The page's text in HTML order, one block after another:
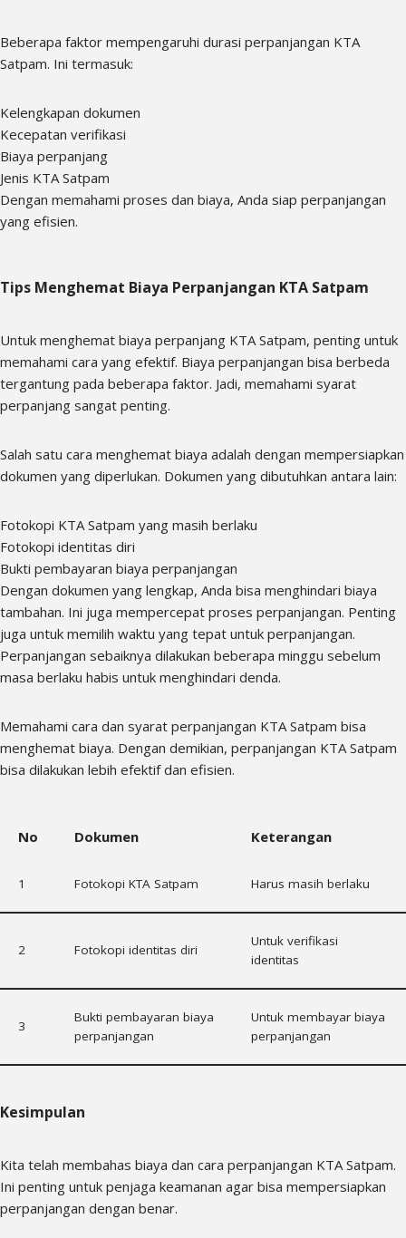
Beberapa faktor mempengaruhi durasi perpanjangan KTA
Satpam. Ini termasuk:
Kelengkapan dokumen
Kecepatan verifikasi
Biaya perpanjang
Jenis KTA Satpam
Dengan memahami proses dan biaya, Anda siap perpanjangan
yang efisien.
Tips Menghemat Biaya Perpanjangan KTA Satpam
Untuk menghemat biaya perpanjang KTA Satpam, penting untuk
memahami cara yang efektif. Biaya perpanjangan bisa berbeda
tergantung pada beberapa faktor. Jadi, memahami syarat
perpanjang sangat penting.
Salah satu cara menghemat biaya adalah dengan mempersiapkan
dokumen yang diperlukan. Dokumen yang dibutuhkan antara lain:
Fotokopi KTA Satpam yang masih berlaku
Fotokopi identitas diri
Bukti pembayaran biaya perpanjangan
Dengan dokumen yang lengkap, Anda bisa menghindari biaya
tambahan. Ini juga mempercepat proses perpanjangan. Penting
juga untuk memilih waktu yang tepat untuk perpanjangan.
Perpanjangan sebaiknya dilakukan beberapa minggu sebelum
masa berlaku habis untuk menghindari denda.
Memahami cara dan syarat perpanjangan KTA Satpam bisa
menghemat biaya. Dengan demikian, perpanjangan KTA Satpam
bisa dilakukan lebih efektif dan efisien.
No Dokumen Keterangan
1 Fotokopi KTA Satpam Harus masih berlaku
2 Fotokopi identitas diri
Untuk verifikasi
identitas
3
Bukti pembayaran biaya
perpanjangan
Untuk membayar biaya
perpanjangan
Kesimpulan
Kita telah membahas biaya dan cara perpanjangan KTA Satpam.
Ini penting untuk penjaga keamanan agar bisa mempersiapkan
perpanjangan dengan benar.